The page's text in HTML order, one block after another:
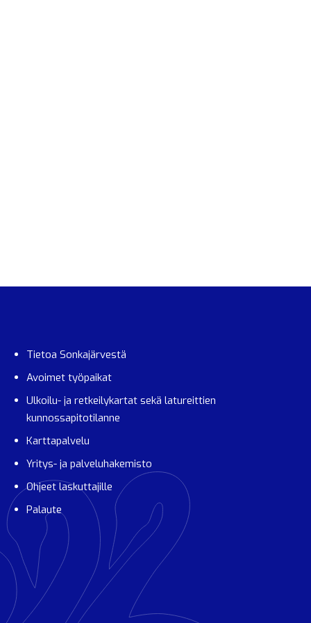
Tietoa Sonkajärvestä
Avoimet työpaikat
Ulkoilu- ja retkeilykartat sekä latureittien
kunnossapitotilanne
Karttapalvelu
Yritys- ja palveluhakemisto
Ohjeet laskuttajille
Palaute